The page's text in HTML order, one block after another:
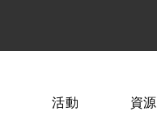
活動 資源